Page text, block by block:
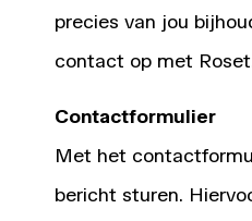
precies van jou
contact op met
Contactformulier
Met het
bericht sturen.